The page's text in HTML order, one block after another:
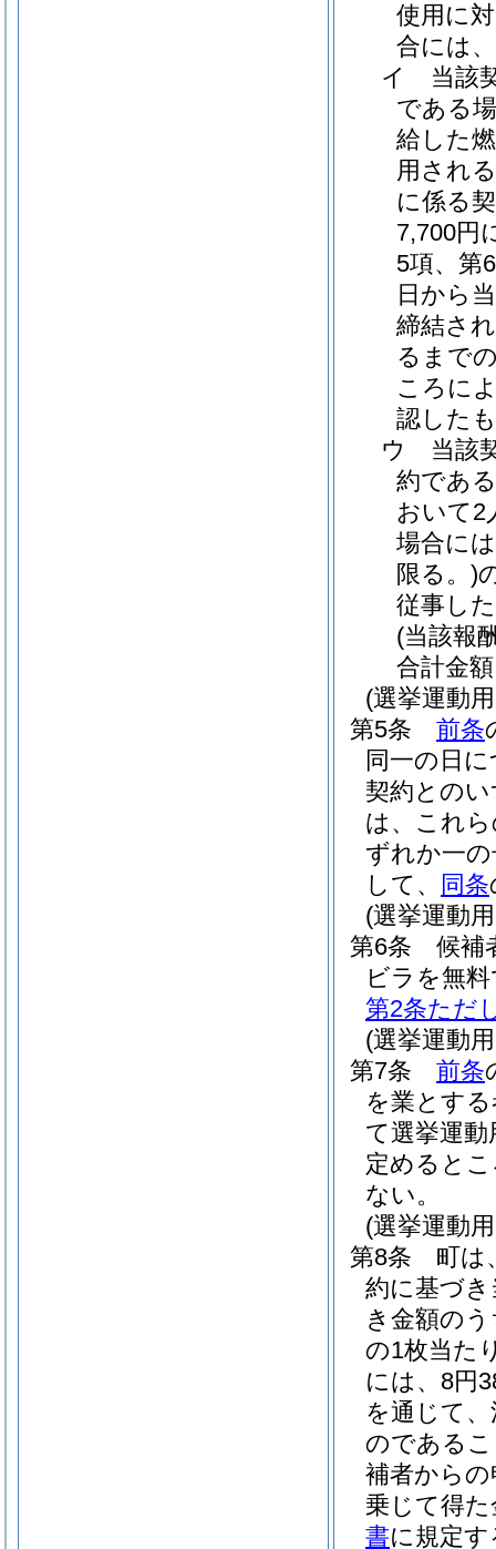
使用に
合には
イ
当該
である
給した
用され
に係る
7,700円
5項、第
日から
締結さ
るまで
ころに
認した
ウ
当該
約であ
おいて2
場合に
限る。)
従事し
(当該報
合計金額
(選挙運動
第5条
前条
同一の日
契約との
は、これ
ずれか一
して、
同条
(選挙運動
第6条
候補
ビラを無
第2条ただ
(選挙運動
第7条
前条
を業とす
て選挙運
定めると
ない。
(選挙運動
第8条
町は
約に基づ
き金額の
の1枚当た
には、8円
を通じて
のである
補者から
乗じて得
書に規定